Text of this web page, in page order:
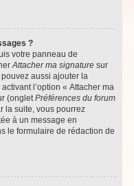
?
votre panneau de
Attacher ma signature sur
aussi ajouter la
l’option « Attacher ma
(ongletPréférences du forum
la suite, vous pourrez
à un message en
le formulaire de rédaction de